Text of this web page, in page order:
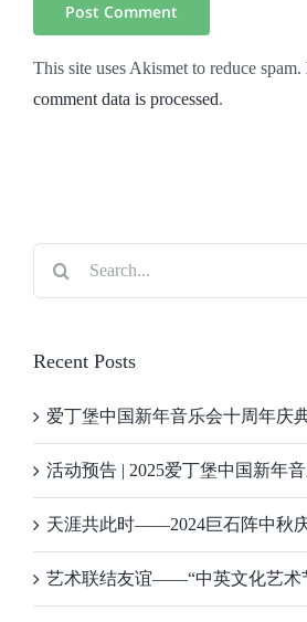
This site uses Akismet to reduce spam.
comment data is processed.
Recent Posts
爱丁堡中国新年音乐会十周年庆
活动预告 | 2025爱丁堡中国新年
天涯共此时——2024巨石阵中秋
艺术联结友谊——“中英文化艺术